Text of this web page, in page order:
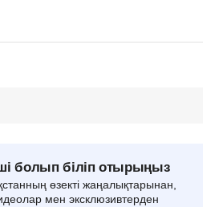
болып біліп отырыңыз
өзекті жаңалықтарынан,
мен эксклюзивтерден